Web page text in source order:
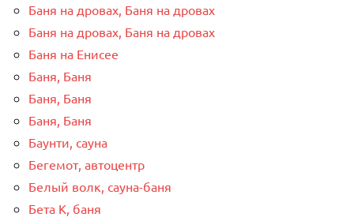
Баня на дровах, Баня на дровах
Баня на дровах, Баня на дровах
Баня на Енисее
Баня, Баня
Баня, Баня
Баня, Баня
Баунти, сауна
Бегемот, автоцентр
Белый волк, сауна-баня
Бета К, баня